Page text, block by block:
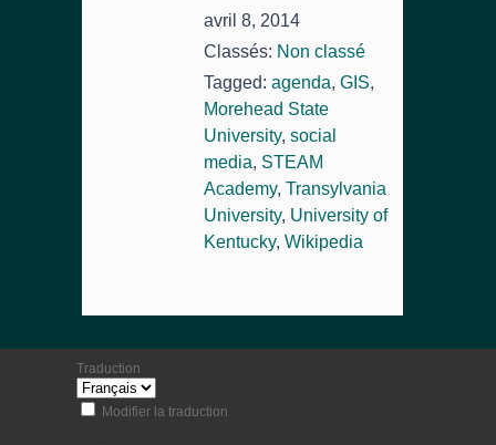
avril 8, 2014
Classés: Non classé
Tagged: agenda, GIS,
Morehead State
University, social
media, STEAM
Academy, Transylvania
University, University of
Kentucky, Wikipedia
Traduction
Modifier la traduction